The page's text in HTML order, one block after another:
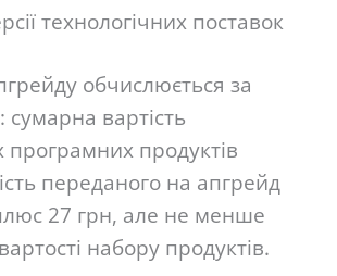
технологічних поставок
обчислюється за
вартість
продуктів
переданого на апгрейд
27 грн, але не менше
набору продуктів.